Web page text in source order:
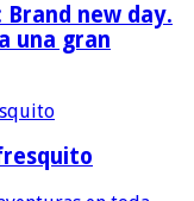
new day.
una gran
fresquito